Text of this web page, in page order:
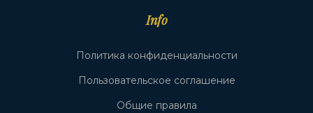
Info
Политика конфиденциальности
Пользовательское соглашение
Общие правила